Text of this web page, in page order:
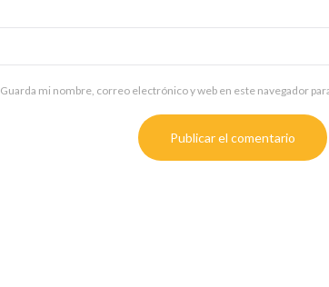
Guarda mi nombre, correo electrónico y web en este navegador